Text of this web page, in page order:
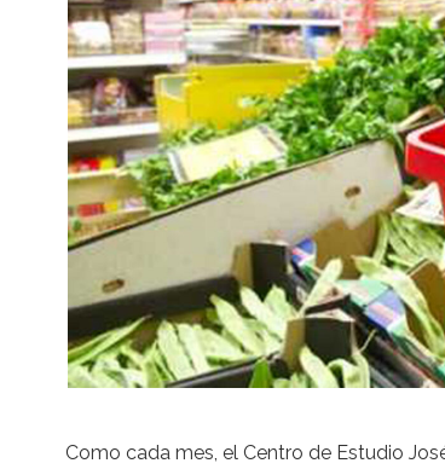
Como cada mes, el Centro de Estudio